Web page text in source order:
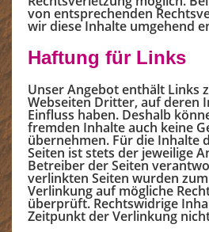
von entsprechenden
wir diese Inhalte umgehend
Haftung für Links
Unser Angebot enthält Links
Webseiten Dritter, auf deren
Einfluss haben. Deshalb
fremden Inhalte auch keine
übernehmen. Für die Inhalte
Seiten ist stets der jeweilige
Betreiber der Seiten
verlinkten Seiten wurden
Verlinkung auf mögliche
überprüft. Rechtswidrige
Zeitpunkt der Verlinkung